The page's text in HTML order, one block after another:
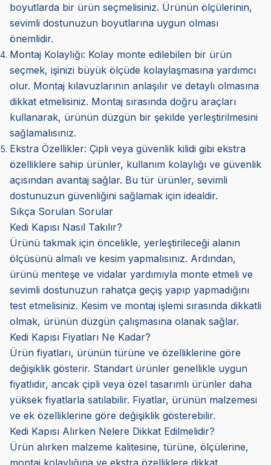
boyutlarda bir ürün seçmelisiniz. Ürünün ölçülerinin,
sevimli dostunuzun boyutlarına uygun olması
önemlidir.
Montaj Kolaylığı: Kolay monte edilebilen bir ürün
seçmek, işinizi büyük ölçüde kolaylaşmasına yardımcı
olur. Montaj kılavuzlarının anlaşılır ve detaylı olmasına
dikkat etmelisiniz. Montaj sırasında doğru araçları
kullanarak, ürünün düzgün bir şekilde yerleştirilmesini
sağlamalısınız.
Ekstra Özellikler: Çipli veya güvenlik kilidi gibi ekstra
özelliklere sahip ürünler, kullanım kolaylığı ve güvenlik
açısından avantaj sağlar. Bu tür ürünler, sevimli
dostunuzun güvenliğini sağlamak için idealdir.
Sıkça Sorulan Sorular
Kedi Kapısı Nasıl Takılır?
Ürünü takmak için öncelikle, yerleştirileceği alanın
ölçüsünü almalı ve kesim yapmalısınız. Ardından,
ürünü menteşe ve vidalar yardımıyla monte etmeli ve
sevimli dostunuzun rahatça geçiş yapıp yapmadığını
test etmelisiniz. Kesim ve montaj işlemi sırasında dikkatli
olmak, ürünün düzgün çalışmasına olanak sağlar.
Kedi Kapısı Fiyatları Ne Kadar?
Ürün fiyatları, ürünün türüne ve özelliklerine göre
değişiklik gösterir. Standart ürünler genellikle uygun
fiyatlıdır, ancak çipli veya özel tasarımlı ürünler daha
yüksek fiyatlarla satılabilir. Fiyatlar, ürünün malzemesi
ve ek özelliklerine göre değişiklik gösterebilir.
Kedi Kapısı Alırken Nelere Dikkat Edilmelidir?
Ürün alırken malzeme kalitesine, türüne, ölçülerine,
montaj kolaylığına ve ekstra özelliklere dikkat